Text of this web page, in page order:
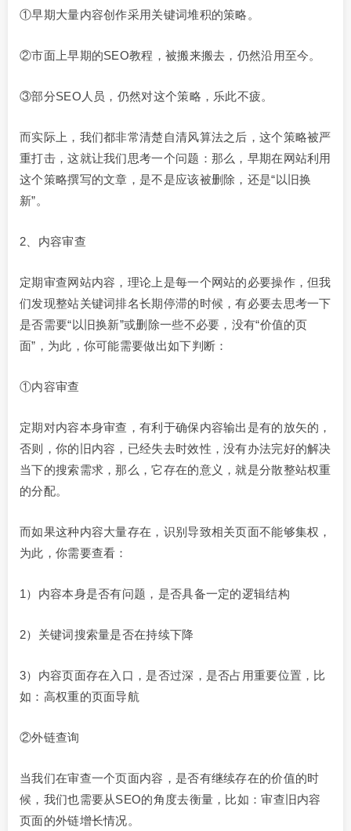
①早期大量内容创作采用关键词堆积的策略。
②市面上早期的SEO教程，被搬来搬去，仍然沿用至今。
③部分SEO人员，仍然对这个策略，乐此不疲。
而实际上，我们都非常清楚自清风算法之后，这个策略被严
重打击，这就让我们思考一个问题：那么，早期在网站利用
这个策略撰写的文章，是不是应该被删除，还是“以旧换
新”。
2、内容审查
定期审查网站内容，理论上是每一个网站的必要操作，但我
们发现整站关键词排名长期停滞的时候，有必要去思考一下
是否需要“以旧换新”或删除一些不必要，没有“价值的页
面”，为此，你可能需要做出如下判断：
①内容审查
定期对内容本身审查，有利于确保内容输出是有的放矢的，
否则，你的旧内容，已经失去时效性，没有办法完好的解决
当下的搜索需求，那么，它存在的意义，就是分散整站权重
的分配。
而如果这种内容大量存在，识别导致相关页面不能够集权，
为此，你需要查看：
1）内容本身是否有问题，是否具备一定的逻辑结构
2）关键词搜索量是否在持续下降
3）内容页面存在入口，是否过深，是否占用重要位置，比
如：高权重的页面导航
②外链查询
当我们在审查一个页面内容，是否有继续存在的价值的时
候，我们也需要从SEO的角度去衡量，比如：审查旧内容
页面的外链增长情况。